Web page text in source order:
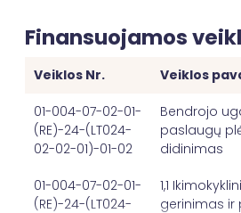
Integruoti
teritorinio
vystymo
Bendrojo ugdymo įstaigų
prieinamumo didinimas:
Pavadinimas Kodas
Finansuojamos
Veiklos Nr. Veiklos
01-004-07-02-01-
(RE)-24-(LT024-
02-02-01)-01-02
Bendrojo
paslaugų
didinimas
01-004-07-02-01-
(RE)-24-(LT024-
1,1
gerinimas ir